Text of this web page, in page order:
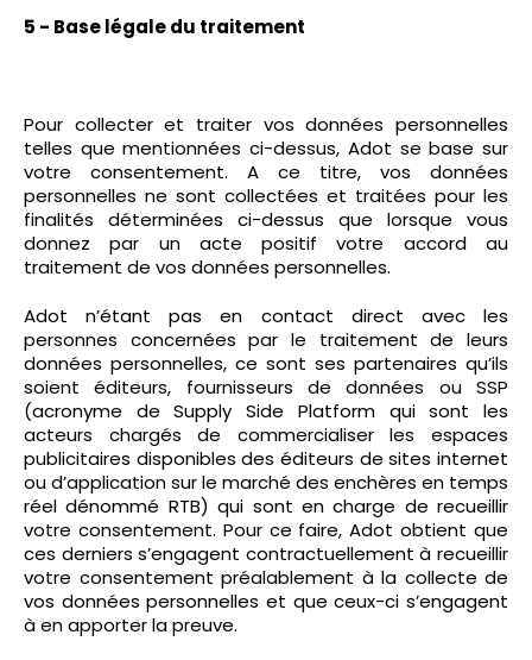
5 - Base légale du traitement
Pour collecter et traiter vos données personnelles
telles que mentionnées ci-dessus, Adot se base sur
votre consentement. A ce titre, vos données
personnelles ne sont collectées et traitées pour les
finalités déterminées ci-dessus que lorsque vous
donnez par un acte positif votre accord au
traitement de vos données personnelles.
Adot n’étant pas en contact direct avec les
personnes concernées par le traitement de leurs
données personnelles, ce sont ses partenaires qu’ils
soient éditeurs, fournisseurs de données ou SSP
(acronyme de Supply Side Platform qui sont les
acteurs chargés de commercialiser les espaces
publicitaires disponibles des éditeurs de sites internet
ou d’application sur le marché des enchères en temps
réel dénommé RTB) qui sont en charge de recueillir
votre consentement. Pour ce faire, Adot obtient que
ces derniers s’engagent contractuellement à recueillir
votre consentement préalablement à la collecte de
vos données personnelles et que ceux-ci s’engagent
à en apporter la preuve.